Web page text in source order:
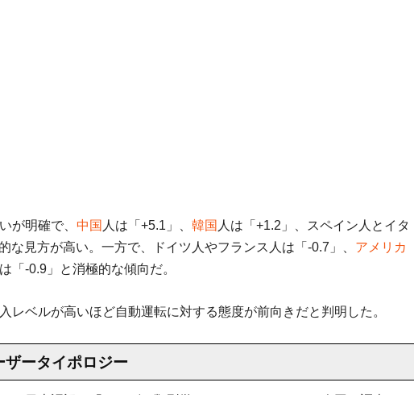
が明確で、 中国 人は「+5.1」、 韓国 人は「+1.2」、スペイン人とイタ
な見方が高い。一方で、ドイツ人やフランス人は「-0.7」、 アメリカ
「-0.9」と消極的な傾向だ。
レベルが高いほど自動運転に対する態度が前向きだと判明した。
ータイポロジー